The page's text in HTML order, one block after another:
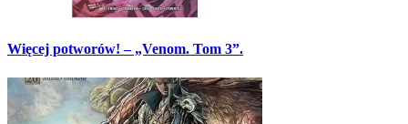
Więcej potworów! – „Venom. Tom 3”.